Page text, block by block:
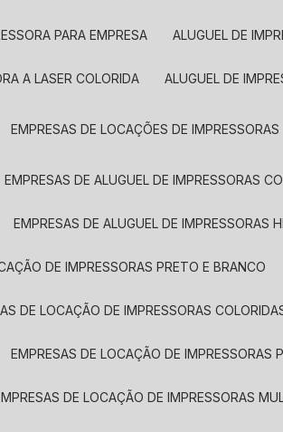
PARA EMPRESA ALUGUEL DE
A LASER COLORIDA ALUGUEL DE
EMPRESAS DE LOCAÇÕES DE IMPRESSORAS
EMPRESAS DE ALUGUEL DE IMPRESSORAS
EMPRESAS DE ALUGUEL DE IMPRESSORAS
DE IMPRESSORAS PRETO E BRANCO
DE LOCAÇÃO DE IMPRESSORAS
EMPRESAS DE LOCAÇÃO DE IMPRESSORAS
EMPRESAS DE LOCAÇÃO DE IMPRESSORAS